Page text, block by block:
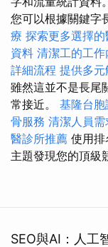
您可以根據關鍵字
療 探索更多選擇的
資料 清潔工的工作
詳細流程 提供多
雖然這並不是長尾
常接近。 基隆台
骨服務 清潔人員需
醫診所推薦 使用
主題發現您的頂級
SEO與AI：人工